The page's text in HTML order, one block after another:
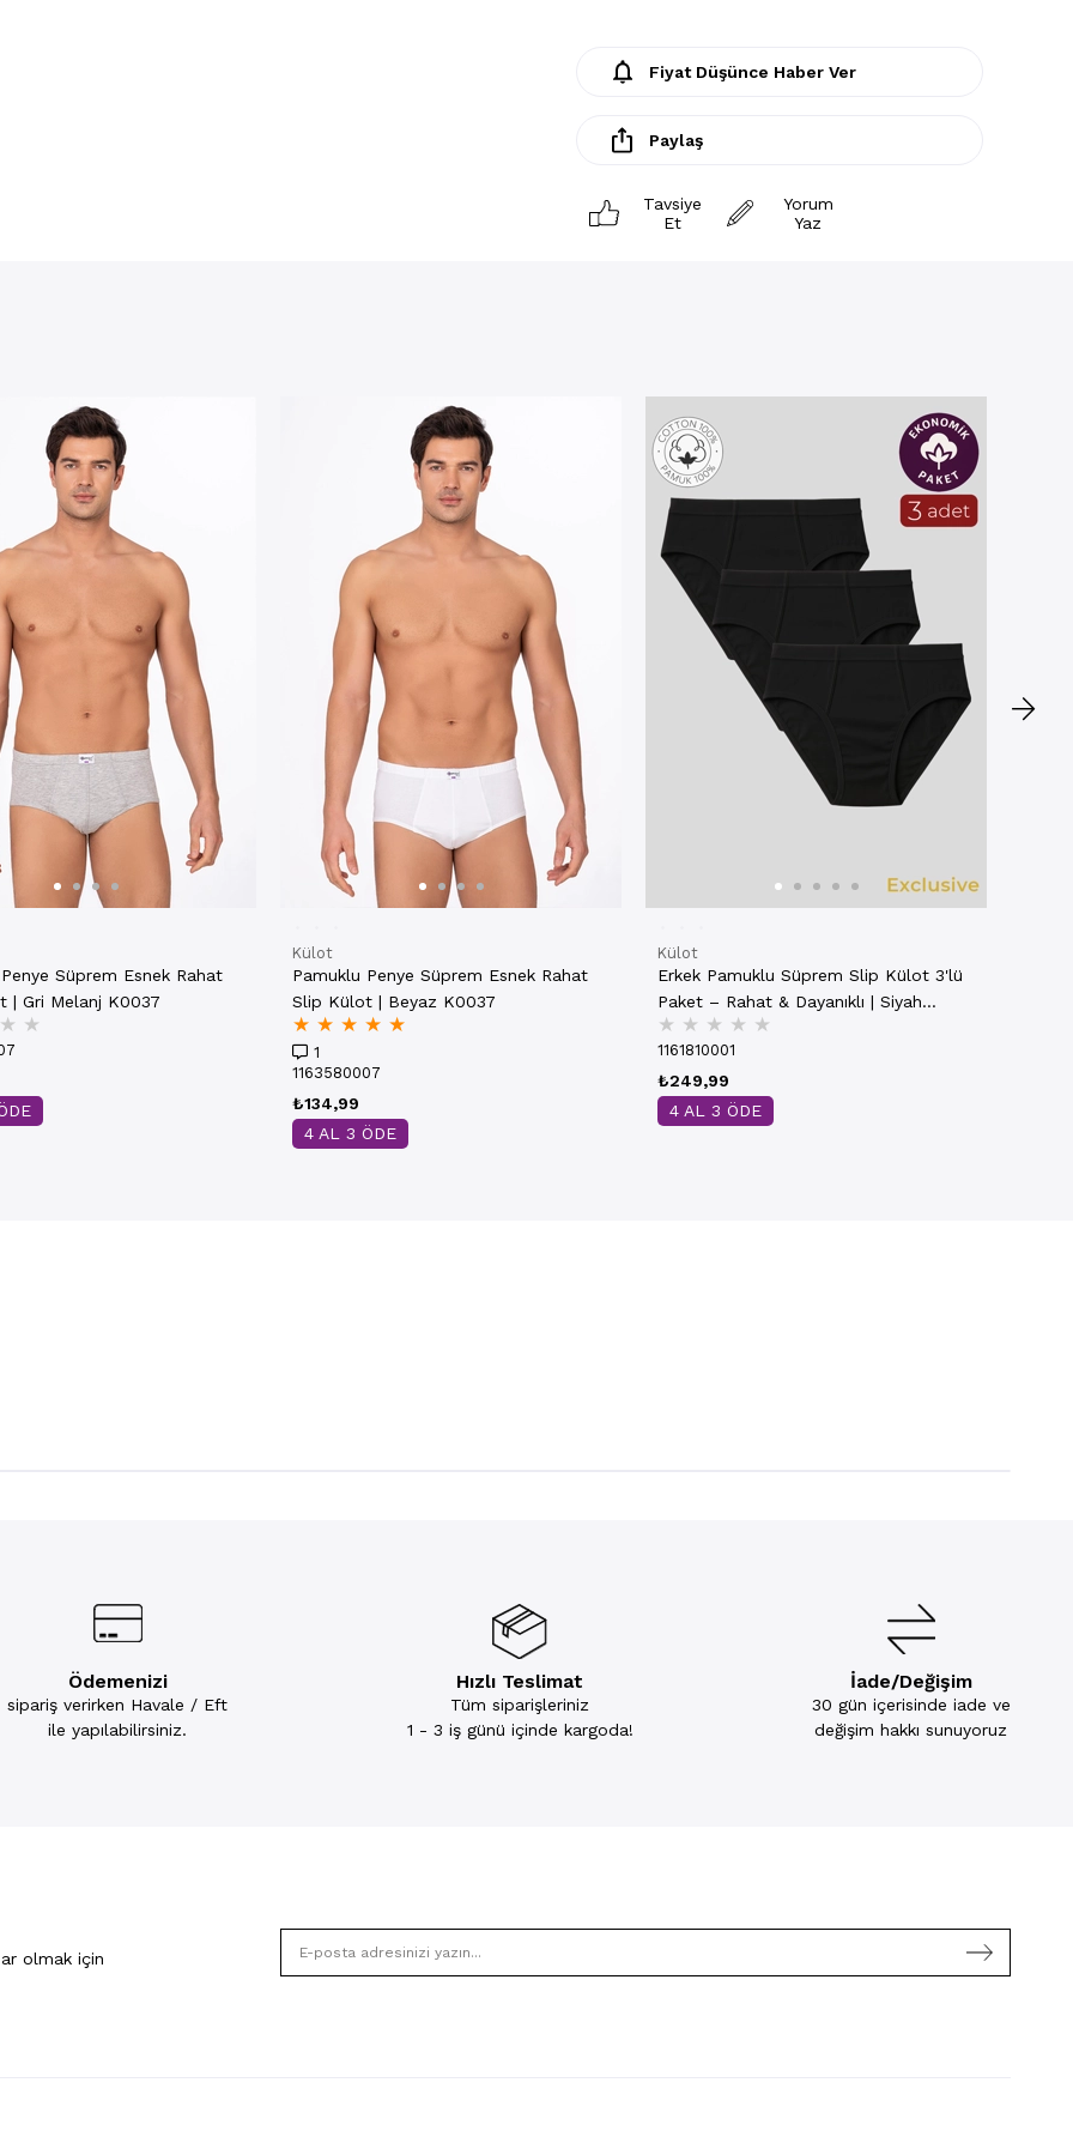
Fiyat Düşünce Haber Ver
Paylaş
Tavsiye
Et
Yorum
Yaz
Süprem Esnek Rahat
| Gri Melanj K0037
★ ★
Külot
Pamuklu Penye Süprem Esnek Rahat
Slip Külot | Beyaz K0037
★ ★ ★ ★ ★
1
1163580007
₺134,99
4 AL 3 ÖDE
Külot
Erkek Pamuklu Süprem Slip Külot 3'lü
Paket – Rahat & Dayanıklı | Siyah
K0037
★ ★ ★ ★ ★
1161810001
₺249,99
4 AL 3 ÖDE
Ödemenizi
sipariş verirken Havale / Eft
ile yapılabilirsiniz.
Hızlı Teslimat
Tüm siparişleriniz
1 - 3 iş günü içinde kargoda!
İade/Değişim
30 gün içerisinde iade ve
değişim hakkı sunuyoruz
olmak için